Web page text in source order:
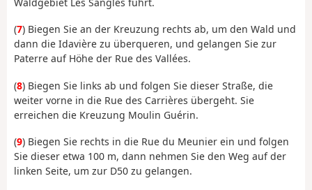
(7) Biegen Sie an der Kreuzung rechts ab, um den Wald und
dann die Idavière zu überqueren, und gelangen Sie zur
Paterre auf Höhe der Rue des Vallées.
(8) Biegen Sie links ab und folgen Sie dieser Straße, die
weiter vorne in die Rue des Carrières übergeht. Sie
erreichen die Kreuzung Moulin Guérin.
(9) Biegen Sie rechts in die Rue du Meunier ein und folgen
Sie dieser etwa 100 m, dann nehmen Sie den Weg auf der
linken Seite, um zur D50 zu gelangen.